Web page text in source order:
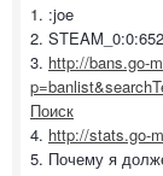
1. :joe
2.
3. http://bans.go-
Поиск
4. http://stats.go-
5. Почему я